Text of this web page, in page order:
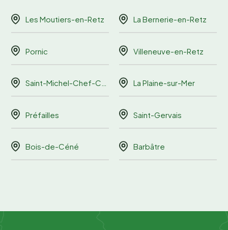
Les Moutiers-en-Retz La Bernerie-en-Retz
Pornic Villeneuve-en-Retz
Saint-Michel-Chef-Chef La Plaine-sur-Mer
Préfailles Saint-Gervais
Bois-de-Céné Barbâtre